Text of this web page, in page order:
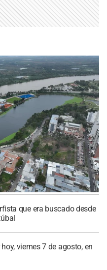
que era buscado desde
viernes 7 de agosto, en